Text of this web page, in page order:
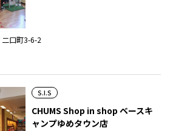
口町3-6-2
S.I.S
CHUMS Shop in shop ベースキ
ャンプゆめタウン店